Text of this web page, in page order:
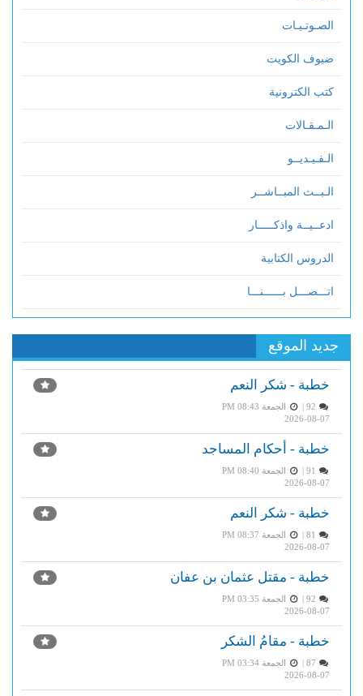
الصـوتـيـات
ضيوف الكويت
كتب الكترونية
الـمـقـالات
الـفـيـديــو
الـبــث المبــاشــر
ادعــيــة واذكـــــار
الدروس الكتابية
اتـــصـــل بــــــنـــا
جديد الموقع
خطبة - شكر النعم
الجمعة PM 08:43
2026-08-07
خطبة - أحكام المساجد
الجمعة PM 08:40
2026-08-07
خطبة - شكر النعم
الجمعة PM 08:37
2026-08-07
خطبة - مقتل عثمان بن عفان
الجمعة PM 03:35
2026-08-07
خطبة - مقامُ الشكر
الجمعة PM 03:34
2026-08-07